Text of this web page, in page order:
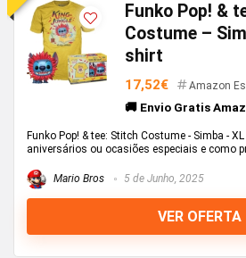
Funko Pop! &
Costume –
shirt
17,52€ Amazon
🚚 Envio Gratis
Funko Pop! & tee: Stitch Costume - Simba -
aniversários ou ocasiões especiais e como
Mario Bros 5 de Junho, 2025
VER OFERTA